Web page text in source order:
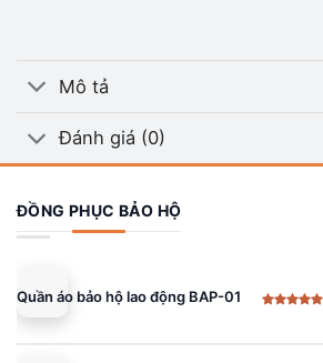
Mô tả
Đánh giá (0)
ĐỒNG PHỤC BẢO HỘ
Quần áo bảo hộ lao động BAP-01
5 sao
Giá
là:
Giá
tại